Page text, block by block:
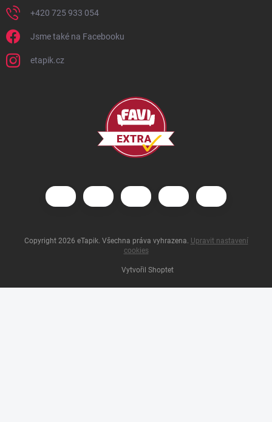
+420 725 933 054
Jsme také na Facebooku
etapik.cz
Vytvořil Shoptet
Copyright 2026 eTapik. Všechna práva vyhrazena. Upravit nastavení
cookies